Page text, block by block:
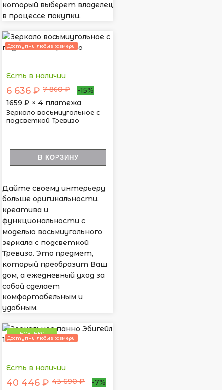
который выберет владелец
в процессе покупки.
Доступны любые размеры
Есть в наличии
6 636 ₽ 7 860 ₽
-15%
1659 ₽ × 4 платежа
Зеркало восьмиугольное с
подсветкой Тревизо
В КОРЗИНУ
Дайте своему интерьеру
больше оригинальности,
креатива и
функциональности с
моделью восьмиугольного
зеркала с подсветкой
Тревизо. Это предмет,
который преобразит Ваш
дом, а ежедневный уход за
собой сделает
комфортабельным и
удобным.
НОВИНКА
Доступны любые размеры
Есть в наличии
40 446 ₽ 43 690 ₽
-7%